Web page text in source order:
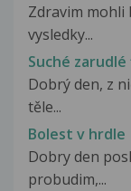
Zdravim mohli
vysledky...
Suché
Dobrý den, z
těle...
Bolest v hrdle
Dobry den
probudim,...